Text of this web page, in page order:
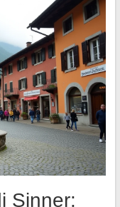
Sinner: